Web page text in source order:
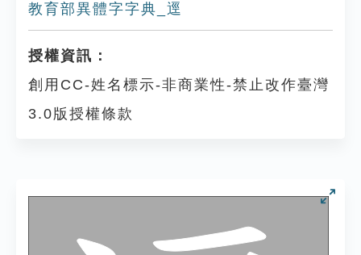
教育部異體字字典_逕
授權資訊：
創用CC-姓名標示-非商業性-禁止改作臺灣
3.0版授權條款